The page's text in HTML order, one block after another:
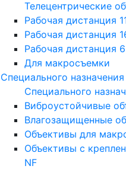
Телецентрические
Рабочая дистанция
Рабочая дистанция
Рабочая дистанция
Для макросъемки
Специального назначения
Специального
Виброустойчивые
Влагозащищенные
Объективы для
Объективы с
NF